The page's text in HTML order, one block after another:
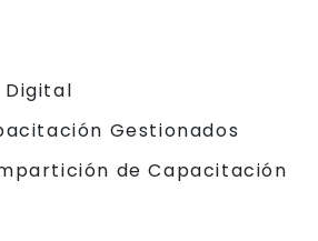
Gestionados
de Capacitación